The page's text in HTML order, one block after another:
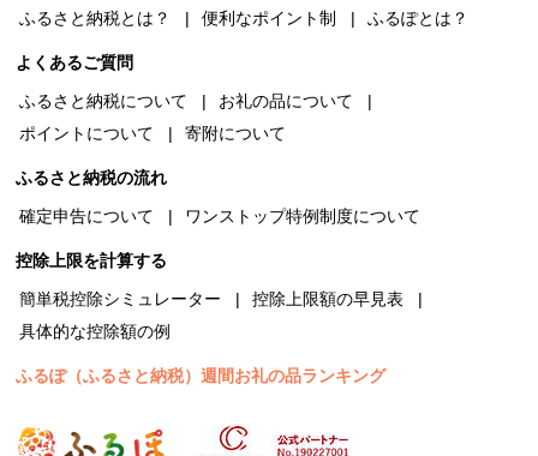
ふるさと納税とは？
便利なポイント制 ふるぽとは？
よくあるご質問
ふるさと納税について
お礼の品について
ポイントについて
寄附について
ふるさと納税の流れ
確定申告について
ワンストップ特例制度について
控除上限を計算する
簡単税控除シミュレーター
控除上限額の早見表
具体的な控除額の例
ふるぽ（ふるさと納税）週間お礼の品ランキング